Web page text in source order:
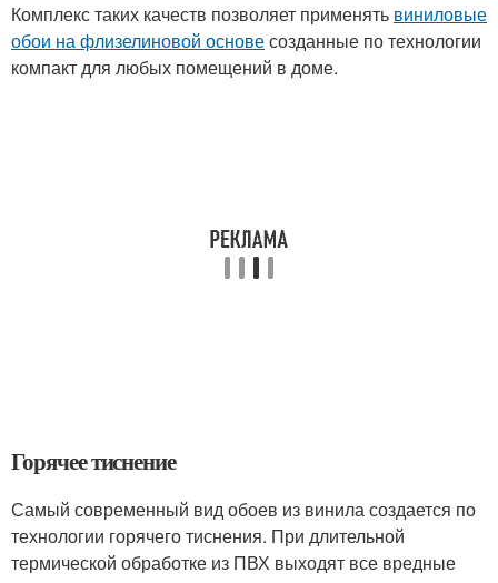
Комплекс таких качеств позволяет применять виниловые
обои на флизелиновой основесозданные по технологии
компакт для любых помещений в доме.
Горячее тиснение
Самый современный вид обоев из винила создается по
технологии горячего тиснения. При длительной
термической обработке из ПВХ выходят все вредные